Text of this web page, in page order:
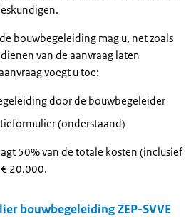
bouwbegeleiding mag u, net zoals
van de aanvraag laten
voegt u toe:
door de bouwbegeleider
(onderstaand)
50% van de totale kosten (inclusief
20.000.
bouwbegeleiding ZEP-SVVE